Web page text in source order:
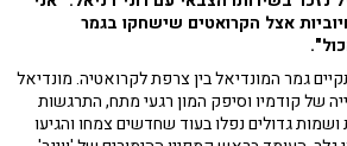
אצל הקרואטים שישחקו בגמר
ראשון הבא (15.7) יתקיים גמר המונדיאל בין צרפת לקרואטיה. מונדיאל
של קודמיו וסיפק המון רגעי מתח, התרגשות
ושמות גדולים נפלו בעוד שחדשים צמחו והגיעו